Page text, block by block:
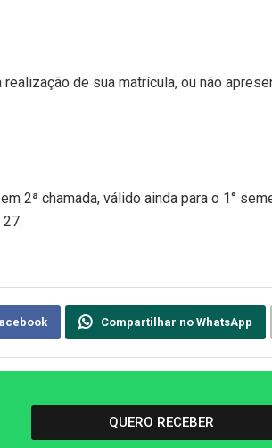
de sua matrícula, ou não
2ª chamada, válido ainda para o 1°
Compartilhar no WhatsApp
QUERO RECEBER